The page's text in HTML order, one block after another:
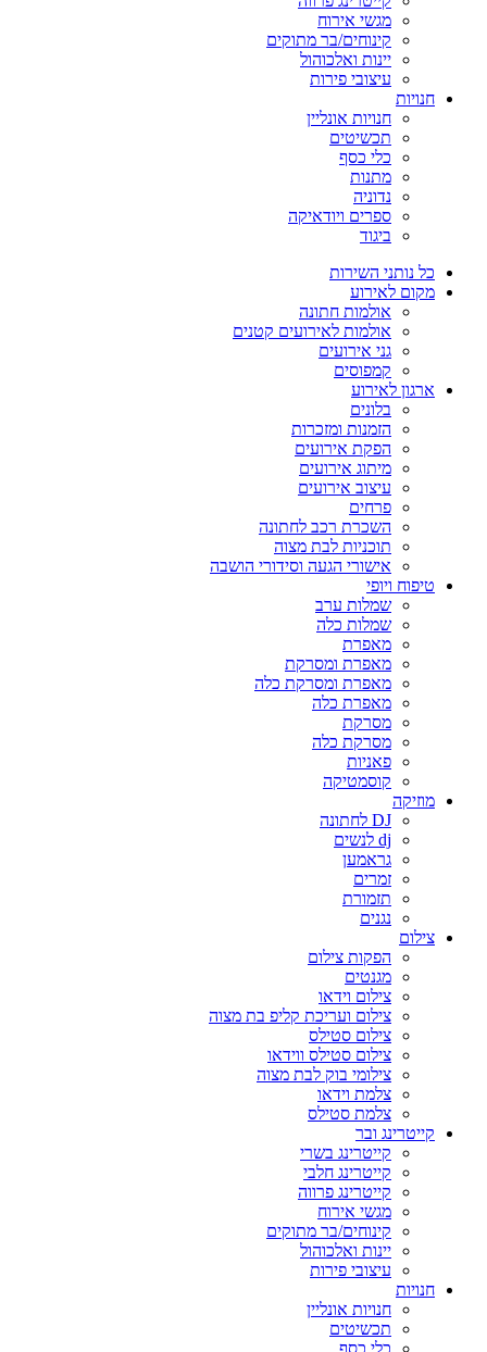
מגשי אירוח
קינוחים/בר מתוקים
יינות ואלכוהול
עיצובי פירות
חנויות
חנויות אונליין
תכשיטים
כלי כסף
מתנות
נדוניה
ספרים ויודאיקה
ביגוד
כל נותני השירות
מקום לאירוע
אולמות חתונה
אולמות לאירועים קטנים
גני אירועים
קמפוסים
ארגון לאירוע
בלונים
הזמנות ומזכרות
הפקת אירועים
מיתוג אירועים
עיצוב אירועים
פרחים
השכרת רכב לחתונה
תוכניות לבת מצוה
אישורי הגעה וסידורי הושבה
טיפוח ויופי
שמלות ערב
שמלות כלה
מאפרת
מאפרת ומסרקת
מאפרת ומסרקת כלה
מאפרת כלה
מסרקת
מסרקת כלה
פאניות
קוסמטיקה
מוזיקה
DJ לחתונה
dj לנשים
גראמען
זמרים
תזמורת
נגנים
צילום
הפקות צילום
מגנטים
צילום וידאו
צילום ועריכת קליפ בת מצוה
צילום סטילס
צילום סטילס ווידאו
צילומי בוק לבת מצוה
צלמת וידאו
צלמת סטילס
קייטרינג ובר
קייטרינג בשרי
קייטרינג חלבי
קייטרינג פרווה
מגשי אירוח
קינוחים/בר מתוקים
יינות ואלכוהול
עיצובי פירות
חנויות
חנויות אונליין
תכשיטים
כלי כסף